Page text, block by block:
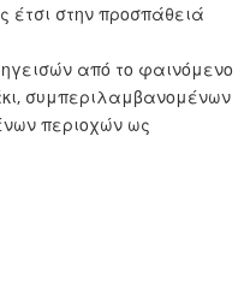
έτσι στην προσπάθειά
από το φαινόμενο
συμπεριλαμβανομένων
περιοχών ως